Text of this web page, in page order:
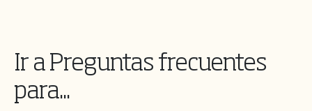
Ir a Preguntas frecuentes
para...
¿Cómo pueden etiquetarse mis productos
transitorios certificados por el CCOF?
¿Cómo añado un cultivo a mi perfil de cliente?